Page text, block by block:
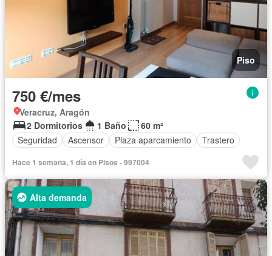
Piso
750 €/mes
Veracruz, Aragón
2 Dormitorios
1 Baño
60 m²
Seguridad
Ascensor Plaza aparcamiento Trastero
Hace 1 semana, 1 día en Pisos - 997004
Alta demanda